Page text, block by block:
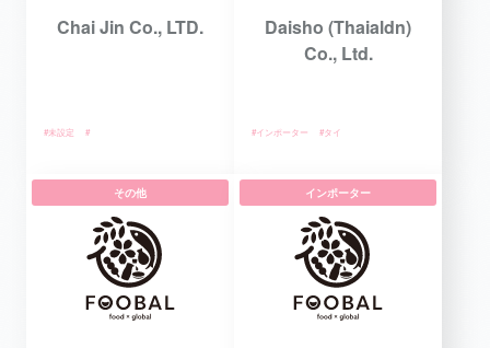
Chai Jin Co., LTD.
#未設定 #
Daisho (Thaialdn)
Co., Ltd.
#インポーター #タイ
その他 インポーター